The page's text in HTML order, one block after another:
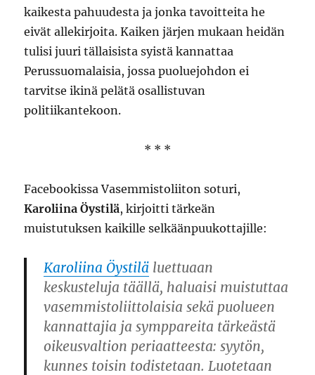
kaikesta pahuudesta ja jonka tavoitteita he
eivät allekirjoita. Kaiken järjen mukaan heidän
tulisi juuri tällaisista syistä kannattaa
Perussuomalaisia, jossa puoluejohdon ei
tarvitse ikinä pelätä osallistuvan
politiikantekoon.
* * *
Facebookissa Vasemmistoliiton soturi,
Karoliina Öystilä, kirjoitti tärkeän
muistutuksen kaikille selkäänpuukottajille:
Karoliina Öystilä luettuaan
keskusteluja täällä, haluaisi muistuttaa
vasemmistoliittolaisia sekä puolueen
kannattajia ja symppareita tärkeästä
oikeusvaltion periaatteesta: syytön,
kunnes toisin todistetaan. Luotetaan